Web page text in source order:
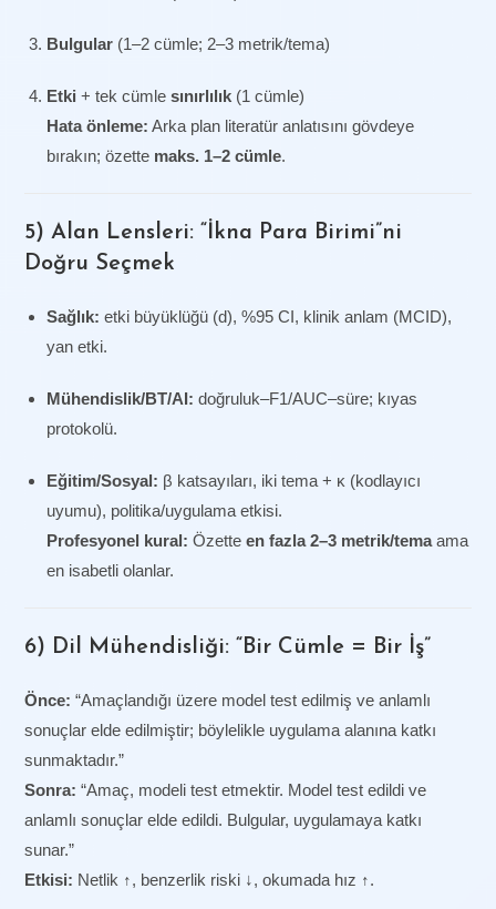
Bulgular (1–2 cümle; 2–3 metrik/tema)
Etki + tek cümlesınırlılık (1 cümle)
Hata önleme: Arka plan literatür anlatısını gövdeye
bırakın; özette maks. 1–2 cümle.
5) Alan Lensleri: “İkna Para Birimi”ni
Doğru Seçmek
Sağlık: etki büyüklüğü (d), %95 CI, klinik anlam (MCID),
yan etki.
Mühendislik/BT/AI: doğruluk–F1/AUC–süre; kıyas
protokolü.
Eğitim/Sosyal: β katsayıları, iki tema + κ (kodlayıcı
uyumu), politika/uygulama etkisi.
Profesyonel kural: Özetteen fazla 2–3 metrik/temaama
en isabetli olanlar.
6) Dil Mühendisliği: “Bir Cümle = Bir İş”
Önce: “Amaçlandığı üzere model test edilmiş ve anlamlı
sonuçlar elde edilmiştir; böylelikle uygulama alanına katkı
sunmaktadır.”
Sonra: “Amaç, modeli test etmektir. Model test edildi ve
anlamlı sonuçlar elde edildi. Bulgular, uygulamaya katkı
sunar.”
Etkisi: Netlik ↑, benzerlik riski ↓, okumada hız ↑.